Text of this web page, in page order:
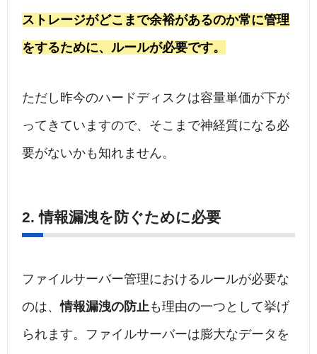
ストレージがどこまで余裕があるのか常に管理
をするために、ルールが必要です。
ただし昨今のハードディスクは容量単価が下が
ってきていますので、そこまで神経質になる必
要がないかも知れません。
2. 情報漏洩を防ぐために必要
ファイルサーバー管理におけるルールが必要な
のは、情報漏洩の防止も理由の一つとして挙げ
られます。ファイルサーバーは膨大なデータを